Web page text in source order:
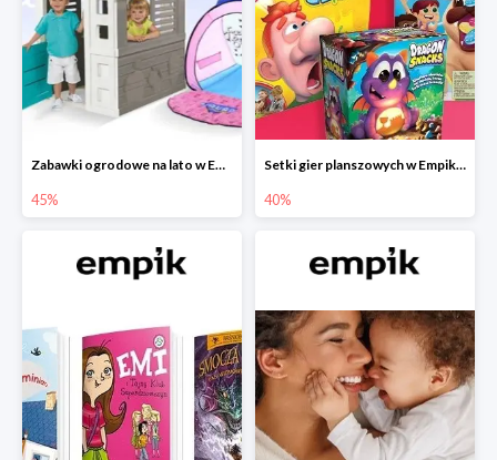
Zabawki ogrodowe na lato w Empiku do -45%
45%
Setki gier planszowych w Empiku do -40%
40%